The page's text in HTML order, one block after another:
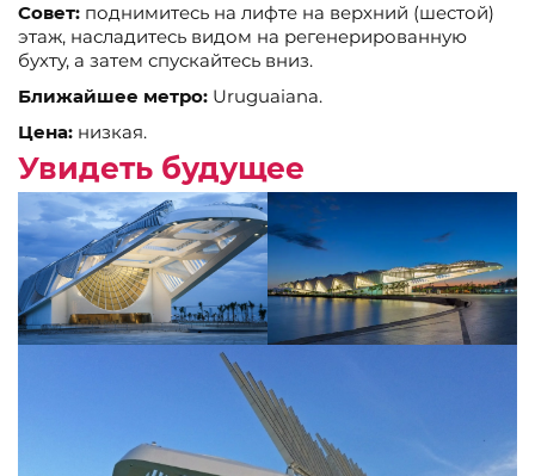
Совет: поднимитесь на лифте на верхний (шестой)
этаж, насладитесь видом на регенерированную
бухту, а затем спускайтесь вниз.
Ближайшее метро: Uruguaiana.
Цена: низкая.
Увидеть будущее